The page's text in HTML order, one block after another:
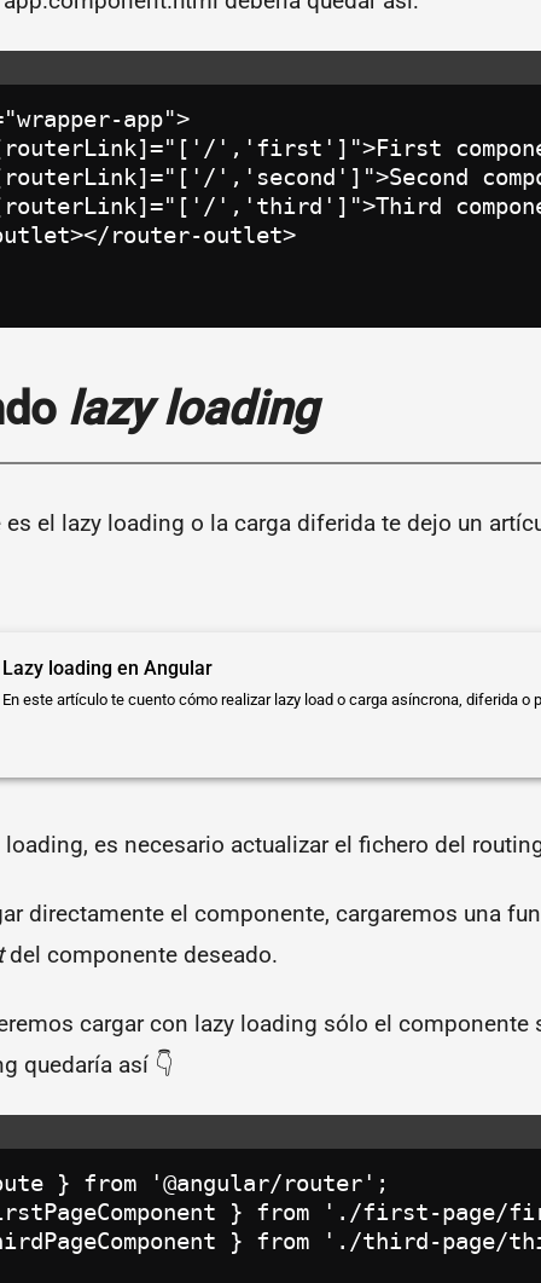
app">
','first']">First
','second']">Second
','third']">Third
router-outlet>
lazy loading
es el lazy loading o la carga diferida te dejo un
Lazy loading en Angular
En este artículo te cuento cómo realizar lazy load o carga asíncrona, diferida o
loading, es necesario actualizar el fichero del
directamente el componente, cargaremos una
del componente deseado.
cargar con lazy loading sólo el componente
quedaría así 👇
} from '@angular/router';
} from './first-page/
} from './third-page/